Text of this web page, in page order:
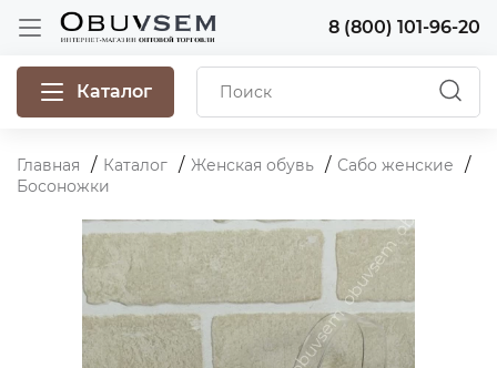
8 (800) 101-96-20
Каталог
Главная Каталог Женская обувь
Сабо женские
Босоножки